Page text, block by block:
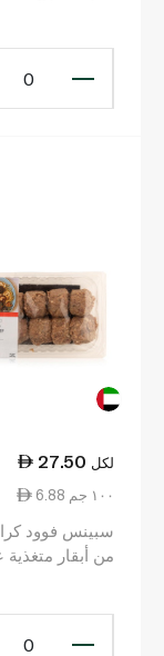
0
27.50 لكل
6.88 ١٠٠ جم
سبينس فوود
من أبقار
0